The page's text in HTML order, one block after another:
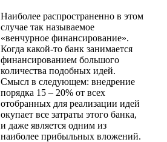
Наиболее распространенно в этом
случае так называемое
«венчурное финансирование».
Когда какой-то банк занимается
финансированием большого
количества подобных идей.
Смысл в следующем: внедрение
порядка 15 – 20% от всех
отобранных для реализации идей
окупает все затраты этого банка,
и даже является одним из
наиболее прибыльных вложений.